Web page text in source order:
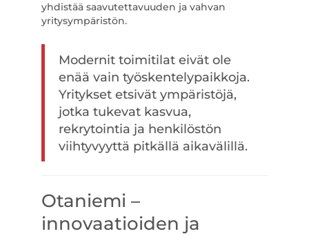
yhdistää saavutettavuuden ja vahvan
yritysympäristön.
Modernit toimitilat eivät ole
enää vain työskentelypaikkoja.
Yritykset etsivät ympäristöjä,
jotka tukevat kasvua,
rekrytointia ja henkilöstön
viihtyvyyttä pitkällä aikavälillä.
Otaniemi –
innovaatioiden ja